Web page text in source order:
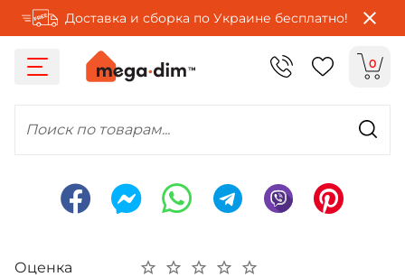
Доставка и сборка по Украине бесплатно!
0
Поиск по товарам...
Оценка